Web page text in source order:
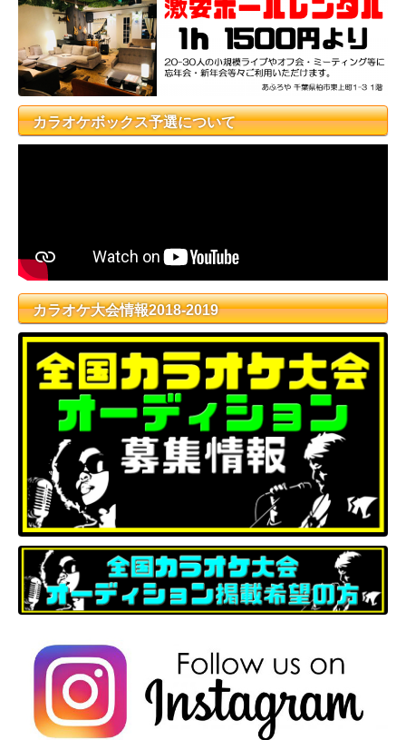
カラオケボックス予選について
カラオケ大会情報2018-2019